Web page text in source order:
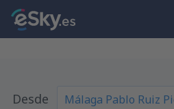
Desde